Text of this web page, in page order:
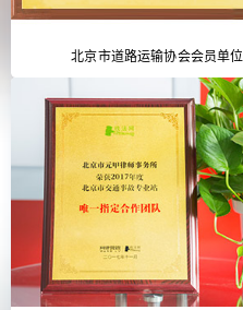
北京市道路运输协会会员单位